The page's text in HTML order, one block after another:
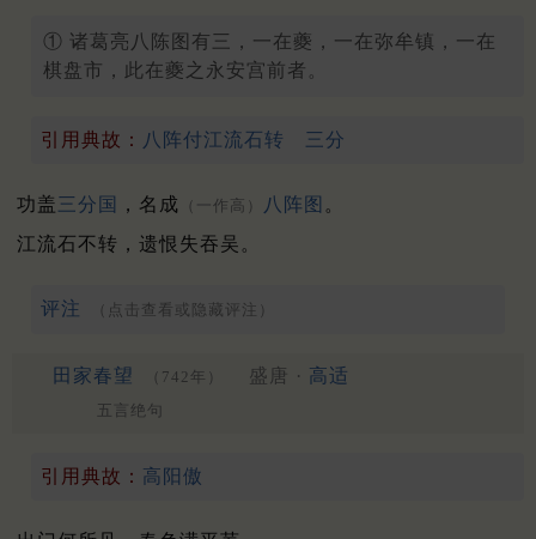
① 诸葛亮八陈图有三，一在夔，一在弥牟镇，一在
棋盘市，此在夔之永安宫前者。
引用典故： 八阵付江流石转 三分
功盖三分 国 ，名成 （一作高） 八阵图 。
江流石不转，遗恨失吞吴。
评注 （点击查看或隐藏评注）
田家春望 （742年） 盛唐 · 高适
五言绝句
引用典故： 高阳傲